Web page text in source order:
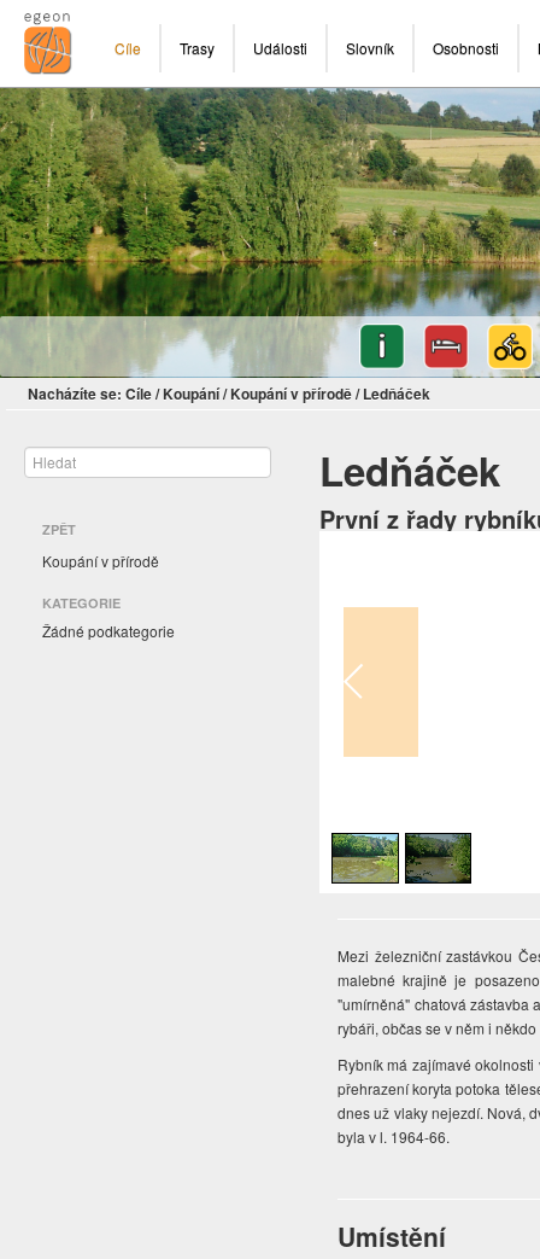
Cíle Trasy Události Slovník Osobnosti
Nacházíte se: Cíle/ Koupání/ Koupání v přírodě/ Ledňáček
ZPĚT
Koupání v přírodě
KATEGORIE
Žádné podkategorie
Ledňáček
První z řady
Mezi železniční zastávkou
malebné krajině je
"umírněná" chatová zástavba
rybáři, občas se v něm i
Rybník má zajímavé
přehrazení koryta potoka
dnes už vlaky nejezdí. Nová,
byla v l. 1964-66.
Umístění